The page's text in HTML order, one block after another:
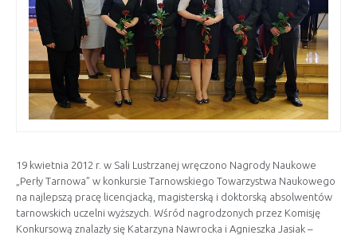
19 kwietnia 2012 r. w Sali Lustrzanej wręczono Nagrody Naukowe
„Perły Tarnowa” w konkursie Tarnowskiego Towarzystwa Naukowego
na najlepszą pracę licencjacką, magisterską i doktorską absolwentów
tarnowskich uczelni wyższych. Wśród nagrodzonych przez Komisję
Konkursową znalazły się Katarzyna Nawrocka i Agnieszka Jasiak –